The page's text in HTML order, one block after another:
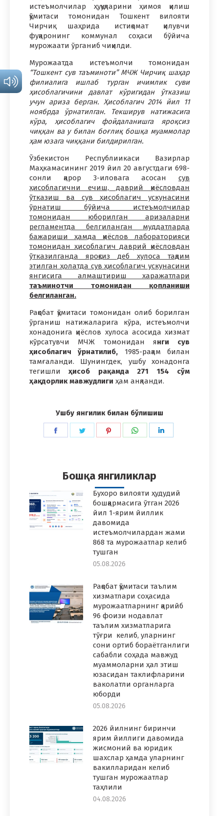
истеъмолчилар ҳуқуқларини ҳимоя қилиш
қўмитаси томонидан Тошкент вилояти
Чирчиқ шаҳрида истиқомат қилувчи
фуқаронинг коммунал соҳаси бўйича
мурожаати ўрганиб чиқилди.
Мурожаатда истеъмолчи томонидан
“Тошкент сув таъминоти” МЧЖ Чирчиқ шаҳар
филиалига ишлаб турган ичимлик суви
ҳисоблагичини давлат кўригидан ўтказиш
учун ариза берган. Ҳисоблагич 2014 йил 11
ноябрда ўрнатилган. Текширув натижасига
кўра, ҳисоблагич фойдаланишга яроқсиз
чиққан ва у билан боғлиқ бошқа муаммолар
ҳам юзага чиққани билдирилган.
Ўзбекистон Республиикаси Вазирлар
Маҳкамасининг 2019 йил 20 августдаги 698-
сонли қарор 3-иловага асосан сув
ҳисоблагични ечиш, даврий қиёсловдан
ўтказиш ва сув ҳисоблагич ускунасини
ўрнатиш бўйича истеъмолчилар
томонидан юборилган аризаларни
регламентда белгиланган муддатларда
бажариши ҳамда қиёслов лабораторияси
томонидан ҳисоблагич даврий қиёсловдан
ўтказилганда яроқсиз деб хулоса тақдим
этилган ҳолатда сув ҳисоблагич ускунасини
янгисига алмаштириш харажатлари
таъминотчи томонидан қопланиши
белгиланган.
Рақобат қўмитаси томонидан олиб борилган
ўрганиш натижаларига кўра, истеъмолчи
хонадонига қиёслов хулоса асосида хизмат
кўрсатувчи МЧЖ томонидан янги сув
ҳисоблагич ўрнатилиб, 1985-рақам билан
тамғаланди. Шунингдек, ушбу хонадонга
тегишлиҳисоб рақамда 271 154 сўм
ҳақдорлик мавжудлиги ҳам анқланди.
Ушбу янгилик билан бўлишиш
Share
Share
Share
Share
Бошқа янгиликлар
Бухоро вилояти ҳудудий
бошқармасига ўтган 2026
йил 1-ярим йиллик
давомида
истеъмолчилардан жами
868 та мурожаатлар келиб
тушган
05.08.2026
Рақобат қўмитаси таълим
хизматлари соҳасида
мурожаатларнинг қарийб
96 фоизи нодавлат
таълим хизматларига
тўғри келиб, уларнинг
сони ортиб бораётганлиги
сабабли соҳада мавжуд
муаммоларни ҳал этиш
юзасидан таклифларини
ваколатли органларга
юборди
05.08.2026
2026 йилнинг биринчи
ярим йиллиги давомида
жисмоний ва юридик
шахслар ҳамда уларнинг
вакилларидан келиб
тушган мурожаатлар
таҳлили
04.08.2026